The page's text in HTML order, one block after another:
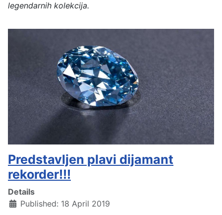
legendarnih kolekcija.
Predstavljen plavi dijamant
rekorder!!!
Details
Published: 18 April 2019